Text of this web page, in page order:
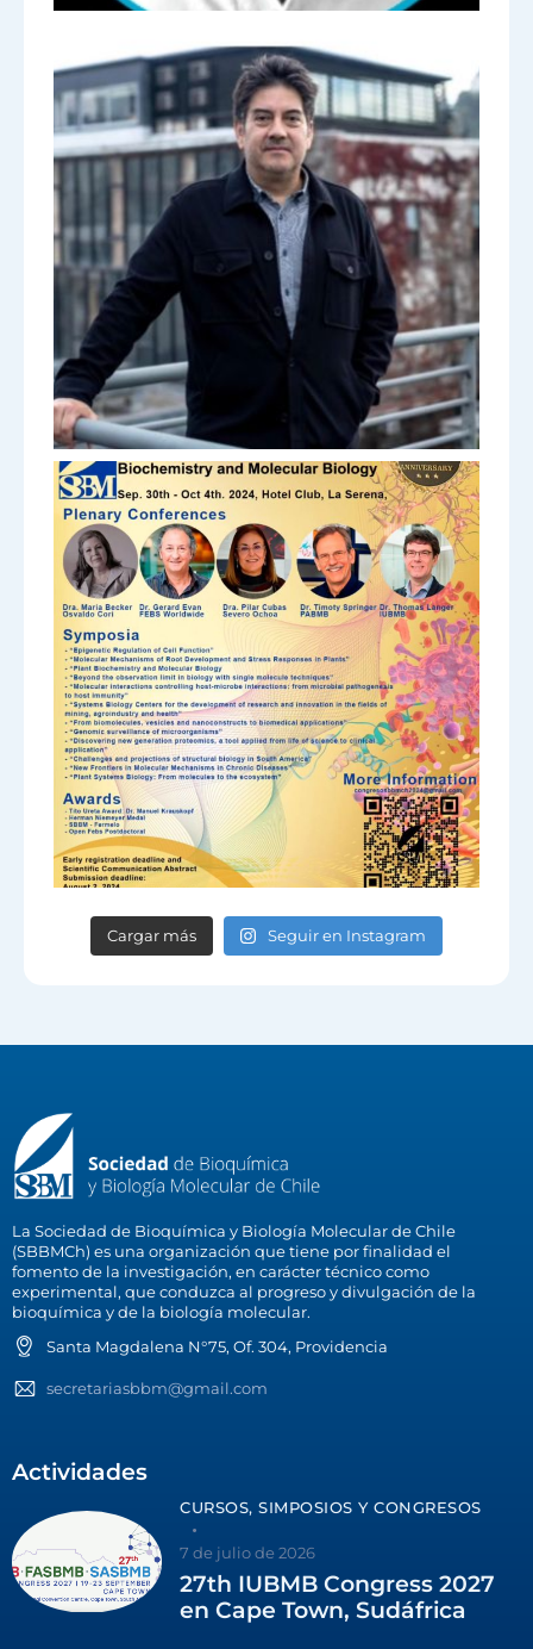
Cargar más Seguir en Instagram
La Sociedad de Bioquímica y Biología Molecular de Chile
(SBBMCh) es una organización que tiene por finalidad el
fomento de la investigación, en carácter técnico como
experimental, que conduzca al progreso y divulgación de la
bioquímica y de la biología molecular.
Santa Magdalena N°75, Of. 304, Providencia
secretariasbbm@gmail.com
Actividades
CURSOS, SIMPOSIOS Y CONGRESOS
7 de julio de 2026
27th IUBMB Congress 2027
en Cape Town, Sudáfrica